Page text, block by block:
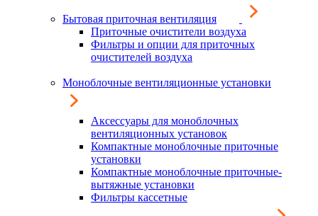
Бытовая приточная вентиляция
Приточные очистители воздуха
Фильтры и опции для приточных
очистителей воздуха
Моноблочные вентиляционные установки
Аксессуары для моноблочных
вентиляционных установок
Компактные моноблочные приточные
установки
Компактные моноблочные приточные-
вытяжные установки
Фильтры кассетные